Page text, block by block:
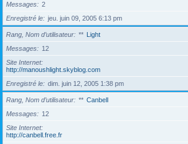
Messages
2
Enregistré le
jeu. juin 09, 2005 6:13 pm
Rang, Nom d’utilisateur ** Light
Messages
12
Site Internet
http://manoushlight.skyblog.com
Enregistré le
dim. juin 12, 2005 1:38 pm
Rang, Nom d’utilisateur ** Canbell
Messages
12
Site Internet
http://canbell.free.fr